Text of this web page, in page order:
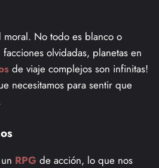
No todo es blanco o
olvidadas, planetas en
de viaje complejos son infinitas!
necesitamos para sentir que
RPG de acción, lo que nos